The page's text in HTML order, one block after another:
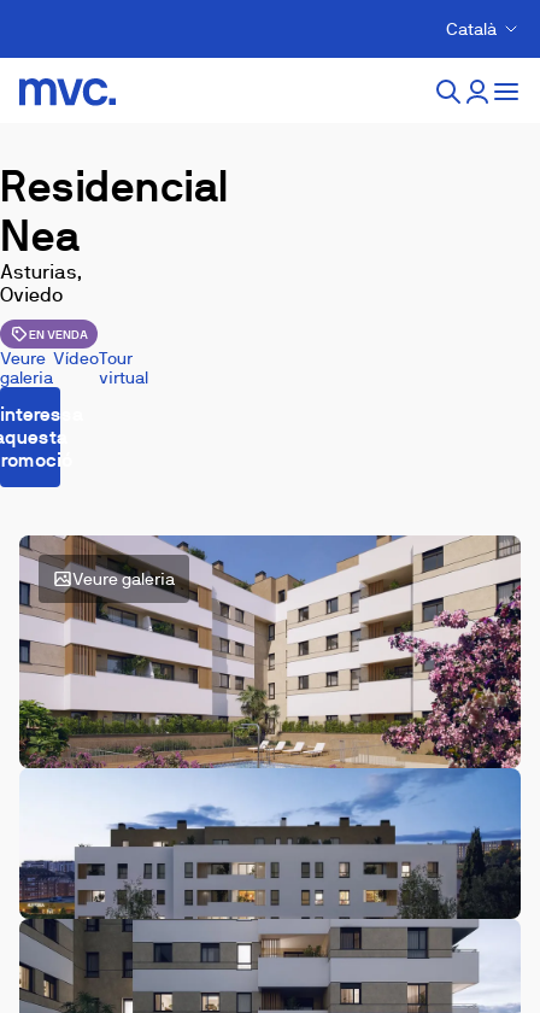
Català
Residencial
Nea
Asturias,
Oviedo
EN VENDA
Veure
galeria
VídeoTour
virtual
Veure galeria